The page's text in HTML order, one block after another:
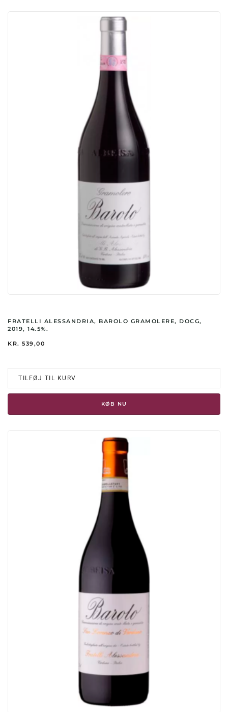
FRATELLI ALESSANDRIA, BAROLO GRAMOLERE, DOCG,
2019, 14.5%.
KR. 539,00
TILFØJ TIL KURV
KØB NU